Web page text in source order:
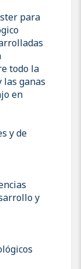
para
todo la
las ganas
en
y de
y